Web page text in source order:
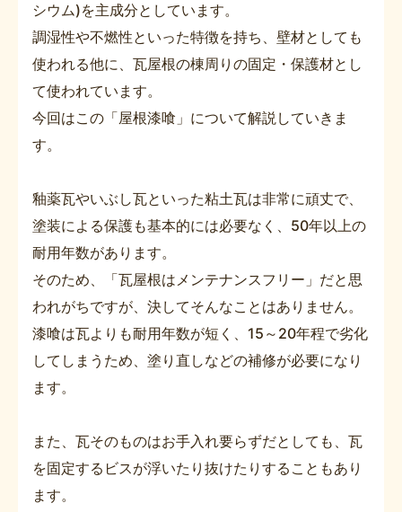
シウム)を主成分としています。
調湿性や不燃性といった特徴を持ち、壁材としても
使われる他に、瓦屋根の棟周りの固定・保護材とし
て使われています。
今回はこの「屋根漆喰」について解説していきま
す。
釉薬瓦やいぶし瓦といった粘土瓦は非常に頑丈で、
塗装による保護も基本的には必要なく、50年以上の
耐用年数があります。
そのため、「瓦屋根はメンテナンスフリー」だと思
われがちですが、決してそんなことはありません。
漆喰は瓦よりも耐用年数が短く、15～20年程で劣化
してしまうため、塗り直しなどの補修が必要になり
ます。
また、瓦そのものはお手入れ要らずだとしても、瓦
を固定するビスが浮いたり抜けたりすることもあり
ます。